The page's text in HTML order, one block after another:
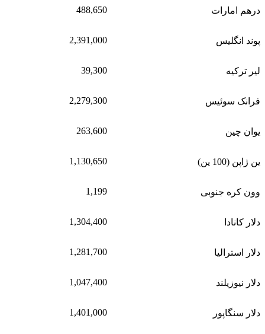
درهم امارات 488,650
پوند انگلیس 2,391,000
لیر ترکیه 39,300
فرانک سوئیس 2,279,300
یوان چین 263,600
ین ژاپن (100 ین) 1,130,650
وون کره جنوبی 1,199
دلار کانادا 1,304,400
دلار استرالیا 1,281,700
دلار نیوزیلند 1,047,400
دلار سنگاپور 1,401,000